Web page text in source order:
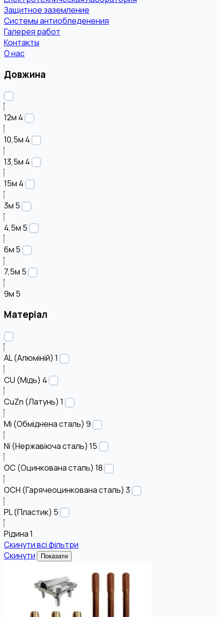
Защитное заземление
Системы антиобледенения
Галерея работ
Контакты
О нас
Довжина
12м 4
10,5м 4
13,5м 4
15м 4
3м 5
4,5м 5
6м 5
7,5м 5
9м 5
Матеріал
AL (Алюміній) 1
CU (Мідь) 4
CuZn (Латунь) 1
Mi (Обміднена сталь) 9
Ni (Нержавіюча сталь) 15
OC (Оцинкована сталь) 18
OCH (Гарячеоцинкована сталь) 3
PL (Пластик) 5
Рідина1
Скинути всі фільтри
Скинути
Показати